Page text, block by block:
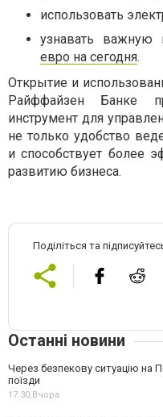
использовать
узнавать важную
евро на сегодня.
Открытие и
Райффайзен Банке
инструмент для
не только удобство
и способствует более
развитию бизнеса.
Поділіться та
Останні новини
Через безпекову ситуацію на
поїзди
17:30,Вчора